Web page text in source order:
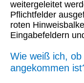
weitergeleitet
Pflichtfelder
roten
Eingabefeldern
Wie weiß ich,
angekommen